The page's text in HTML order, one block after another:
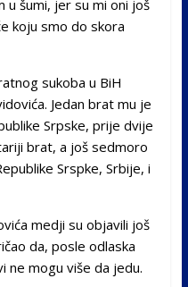
u šumi, jer su mi oni još
koju smo do skora
sukoba u BiH
Jedan brat mu je
Srpske, prije dvije
brat, a još sedmoro
Srspke, Srbije, i
medji su objavili još
da, posle odlaska
ne mogu više da jedu.